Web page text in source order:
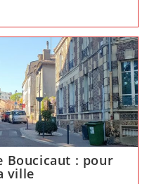
Boucicaut : pour
ville